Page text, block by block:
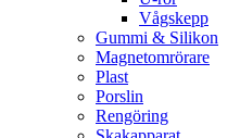
Vågskepp
Gummi & Silikon
Magnetomrörare
Plast
Porslin
Rengöring